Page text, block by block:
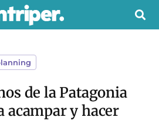
de la Patagonia
acampar y hacer